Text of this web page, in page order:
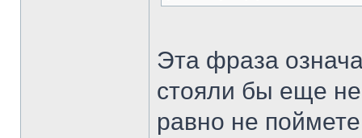
Эта фраза
стояли бы еще
равно не